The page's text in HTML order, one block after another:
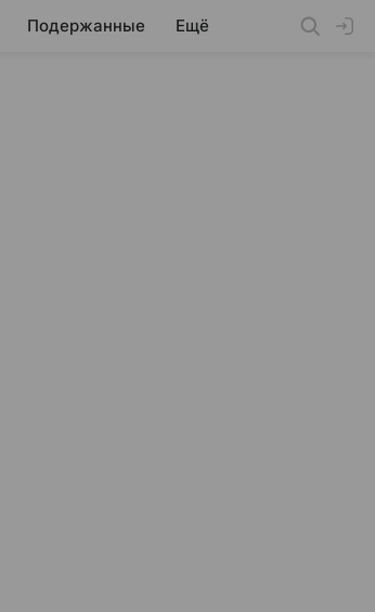
Подержанные Ещё